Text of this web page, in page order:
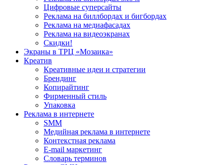
Цифровые суперсайты
Реклама на биллбордах и бигбордах
Реклама на медиафасадах
Реклама на видеоэкранах
Скидки!
Экраны в ТРЦ «Мозаика»
Креатив
Креативные идеи и стратегии
Брендинг
Копирайтинг
Фирменный стиль
Упаковка
Реклама в интернете
SMM
Медийная реклама в интернете
Контекстная реклама
E-mail маркетинг
Словарь терминов